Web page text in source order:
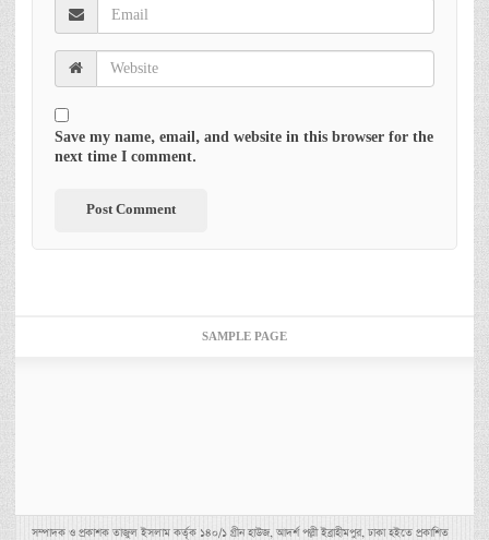
Save my name, email, and website in this browser for the
next time I comment.
SAMPLE PAGE
সম্পাদক ও প্রকাশক তাজুল ইসলাম কর্তৃক ১৪০/১ গ্রীন হাউজ, আদর্শ পল্লী ইব্রাহীমপুর, ঢাকা হইতে প্রকাশিত